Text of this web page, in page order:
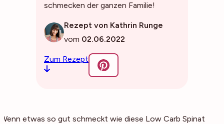
schmecken der ganzen Familie!
Rezept von Kathrin Runge
vom 02.06.2022
Zum Rezept
Wenn etwas so gut schmeckt wie diese Low Carb Spinat